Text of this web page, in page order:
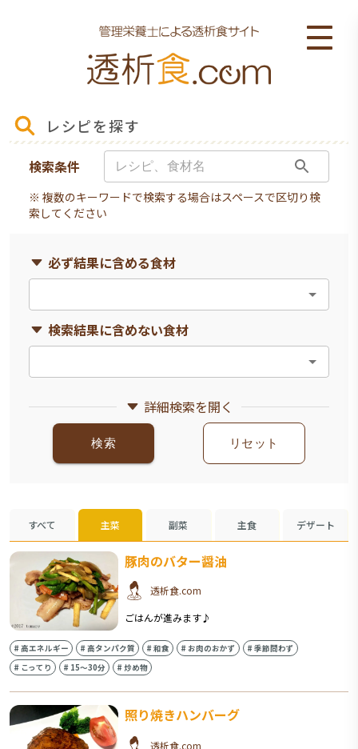
レシピを探す
検索条件
※ 複数のキーワードで検索する場合はスペースで区切り検
索してください
必ず結果に含める食材
検索結果に含めない食材
詳細検索を開く
検索 リセット
すべて 主菜 副菜 主食 デザート
豚肉のバター醤油
透析食.com
ごはんが進みます♪
#高エネルギー #高タンパク質 #和食 # お肉のおかず #季節問わず
# こってり # 15〜30分 #炒め物
照り焼きハンバーグ
透析食.com